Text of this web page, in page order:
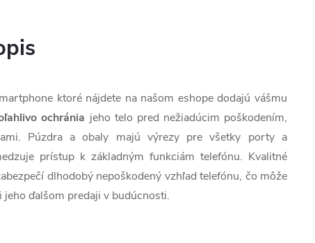
ktoré nájdete na našom eshope dodajú vášmu
ochránia jeho telo pred nežiadúcim poškodením,
Púzdra a obaly majú výrezy pre všetky porty a
prístup k základným funkciám telefónu. Kvalitné
dlhodobý nepoškodený vzhľad telefónu, čo môže
ďalšom predaji v budúcnosti.